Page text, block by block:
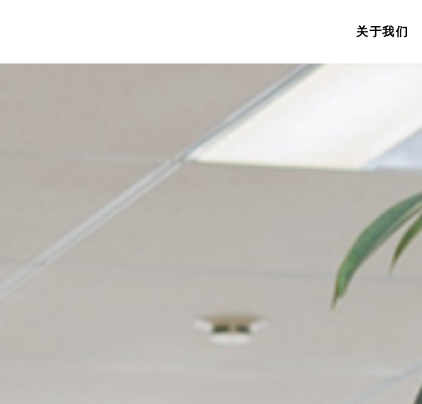
关于我们